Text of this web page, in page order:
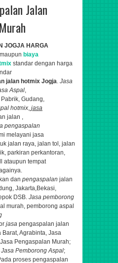
Jalan
JOGJA HARGA
biaya
standar dengan harga
jalan hotmix Jogja. Jasa
Aspal,
Gudang,
hotmix, jasa
jalan ,
pengaspalan
melayani jasa
jalan raya, jalan tol, jalan
parkiran perkantoran,
ataupun tempat
dan pengaspalan jalan
Jakarta,Bekasi,
DSB. Jasa pemborong
murah, pemborong aspal
jasa pengaspalan jalan
Barat, Agrabinta, Jasa
Pengaspalan Murah;
Jasa Pemborong Aspal;
proses pengaspalan